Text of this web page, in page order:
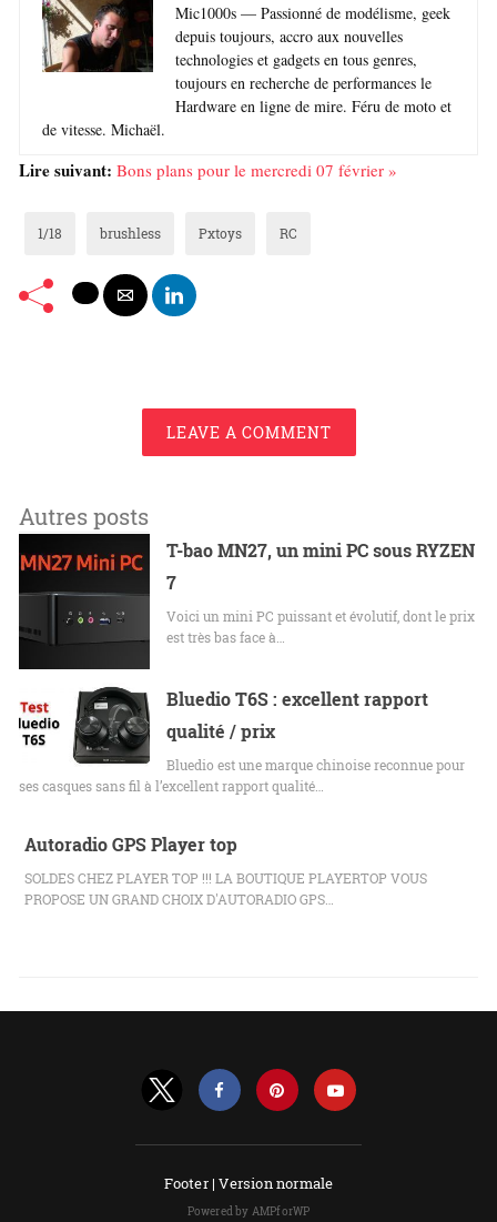
Mic1000s — Passionné de modélisme, geek
depuis toujours, accro aux nouvelles
technologies et gadgets en tous genres,
toujours en recherche de performances le
Hardware en ligne de mire. Féru de moto et
de vitesse. Michaël.
Lire suivant: Bons plans pour le mercredi 07 février »
1/18 brushless Pxtoys RC
LEAVE A COMMENT
Autres posts
T-bao MN27, un mini PC sous RYZEN
7
Voici un mini PC puissant et évolutif, dont le prix
est très bas face à…
Bluedio T6S : excellent rapport
qualité / prix
Bluedio est une marque chinoise reconnue pour
ses casques sans fil à l’excellent rapport qualité…
Autoradio GPS Player top
SOLDES CHEZ PLAYER TOP !!! LA BOUTIQUE PLAYERTOP VOUS
PROPOSE UN GRAND CHOIX D'AUTORADIO GPS…
Footer |Version normale
Powered by AMPforWP